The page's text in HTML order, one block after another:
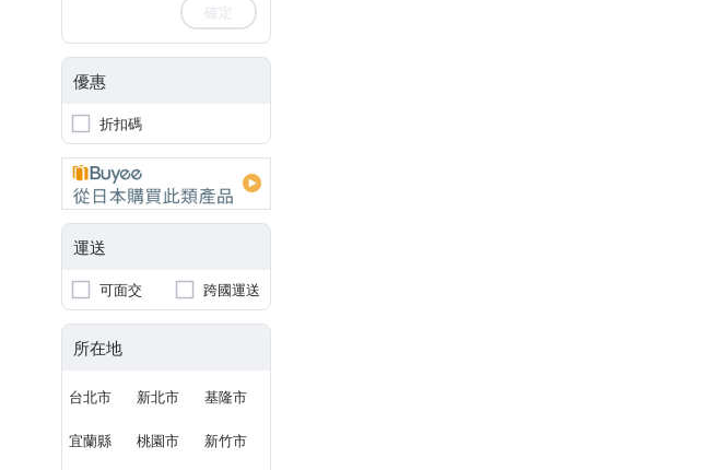
確定
優惠
折扣碼
運送
可面交 跨國運送
所在地
台北市 新北市 基隆市
宜蘭縣 桃園市 新竹市